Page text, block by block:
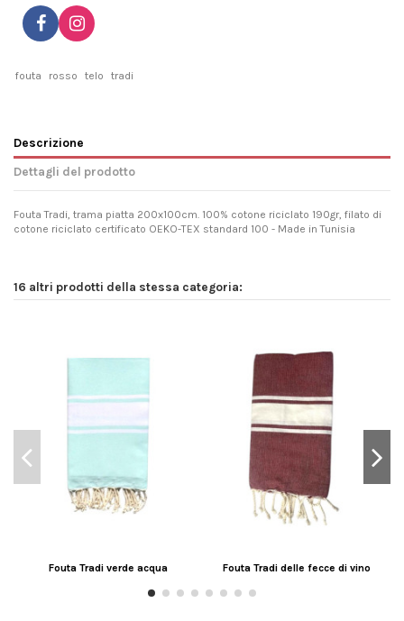
fouta rosso telo tradi
Descrizione
Dettagli del prodotto
Fouta Tradi, trama piatta 200x100cm. 100% cotone riciclato 190gr, filato di
cotone riciclato certificato OEKO-TEX standard 100 - Made in Tunisia
16 altri prodotti della stessa categoria:
Fouta Tradi verde acqua Fouta Tradi delle fecce di vino